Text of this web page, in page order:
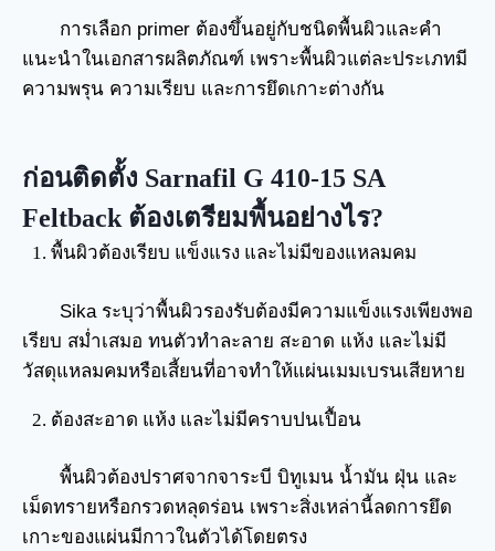
การเลือก primer ต้องขึ้นอยู่กับชนิดพื้นผิวและคำ
แนะนำในเอกสารผลิตภัณฑ์ เพราะพื้นผิวแต่ละประเภทมี
ความพรุน ความเรียบ และการยึดเกาะต่างกัน
ก่อนติดตั้ง Sarnafil G 410-15 SA
Feltback ต้องเตรียมพื้นอย่างไร?
พื้นผิวต้องเรียบ แข็งแรง และไม่มีของแหลมคม
Sika ระบุว่าพื้นผิวรองรับต้องมีความแข็งแรงเพียงพอ
เรียบ สม่ำเสมอ ทนตัวทำละลาย สะอาด แห้ง และไม่มี
วัสดุแหลมคมหรือเสี้ยนที่อาจทำให้แผ่นเมมเบรนเสียหาย
ต้องสะอาด แห้ง และไม่มีคราบปนเปื้อน
พื้นผิวต้องปราศจากจาระบี บิทูเมน น้ำมัน ฝุ่น และ
เม็ดทรายหรือกรวดหลุดร่อน เพราะสิ่งเหล่านี้ลดการยึด
เกาะของแผ่นมีกาวในตัวได้โดยตรง